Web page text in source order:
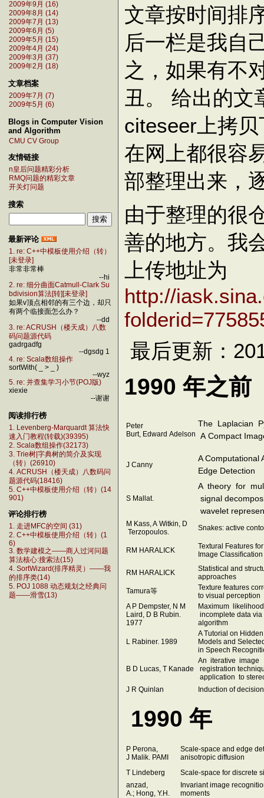
2009年9月 (16)
2009年8月 (14)
2009年7月 (13)
2009年6月 (5)
2009年5月 (15)
2009年4月 (24)
2009年3月 (37)
2009年2月 (18)
文章档案
2009年7月 (7)
2009年5月 (6)
Blogs in Computer Vision
and Algorithm
CMU CV Group
友情链接
n皇后问题精彩分析
RMQ问题的精彩文章
开关灯问题
搜索
最新评论
1. re: C++中模板使用介绍（转）
[未登录]
非常非常棒
--hi
2. re: 细分曲面Catmull-Clark Su
bdivision算法[转][未登录]
如果v顶点相邻的有三个边，却只
有两个临接面怎么办？
--dd
3. re: ACRUSH（楼天成）八数
码问题源代码
gadrgadfg
--dgsdg 1
4. re: Scala数组操作
sortWith( _ > _ )
--wyz
5. re: 并查集学习小节(POJ版)
xiexie
--谢谢
阅读排行榜
1. Levenberg-Marquardt 算法快
速入门教程(转载)(39395)
2. Scala数组操作(32173)
3. Trie树|字典树的简介及实现
（转）(26910)
4. ACRUSH（楼天成）八数码问
题源代码(18416)
5. C++中模板使用介绍（转）(14
901)
评论排行榜
1. 走进MFC的空间 (31)
2. C++中模板使用介绍（转）(1
6)
3. 数学建模之——商人过河问题
算法核心:搜索法(15)
4. SortWizard(排序精灵）——我
的排序类(14)
5. POJ 1088 动态规划之经典问
题——滑雪(13)
文章按时间排
后一栏是我自
之，如果有不
丑。 给出的文
citeseer上拷
在网上都很容
部整理出来，
由于整理的很
善的地方。我
上传地址为
http://
最后更新：
1990 年之前
Peter
Burt, Edward Adelson
The Laplacian
A Compact
J Canny
A Computational
Edge Detection
S Mallat.
A theory for
signal
wavelet
M Kass, A Witkin, D
Terzopoulos.
Snakes: active
RM HARALICK
Textural Features for
Image Classiﬁcation
RM HARALICK
Statistical and
approaches
Tamura等
Texture features
to visual perception
A P Dempster, N M
Laird, D B Rubin.
1977
Maximum
incomplete data via
algorithm
L Rabiner. 1989
A Tutorial on
Models and
in Speech
B D Lucas, T Kanade
An iterative image
registration
application to
J R Quinlan
Induction of
1990 年
P Perona,
J Malik. PAMI
Scale-space and edge
anisotropic diffusion
T Lindeberg
Scale-space for discrete
anzad,
A.; Hong, Y.H.
Invariant image
moments